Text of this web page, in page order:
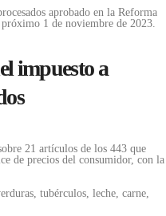
aprobado en la Reforma
1 de noviembre de 2023.
impuesto a
21 artículos de los 443 que
de precios del consumidor, con la
tubérculos, leche, carne,